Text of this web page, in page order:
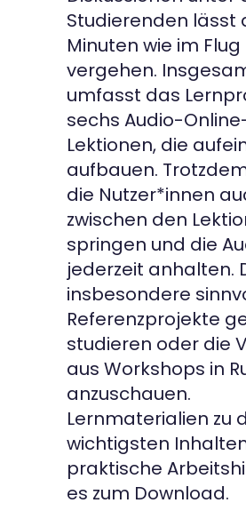
Studierenden lässt
Minuten wie im Flug
vergehen.
umfasst das
sechs Audio-
Lektionen, die
aufbauen.
die Nutzer*innen
zwischen den
springen und die
jederzeit anhalten.
insbesondere
Referenzprojekte
studieren oder die
aus Workshops in
anzuschauen.
Lernmaterialien zu
wichtigsten
praktische
es zum Download.